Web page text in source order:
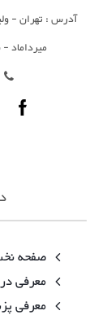
آدرس : تهران -
میرداماد -
صفحه
معرفی
معرفی